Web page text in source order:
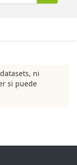
ni
si puede